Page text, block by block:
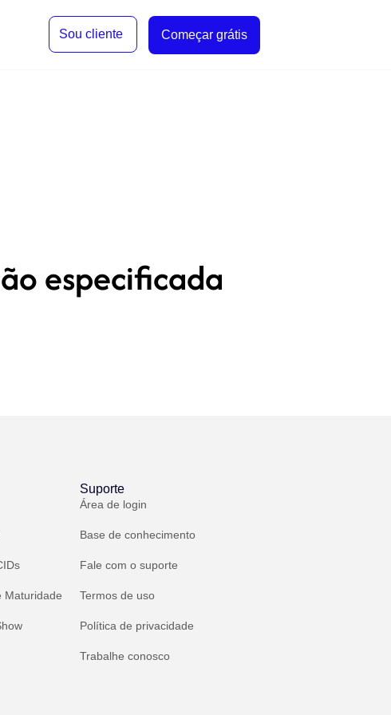
Sou cliente Começar grátis
especificada
Maturidade
Suporte
Área de login
Base de conhecimento
Fale com o suporte
Termos de uso
Política de privacidade
Trabalhe conosco